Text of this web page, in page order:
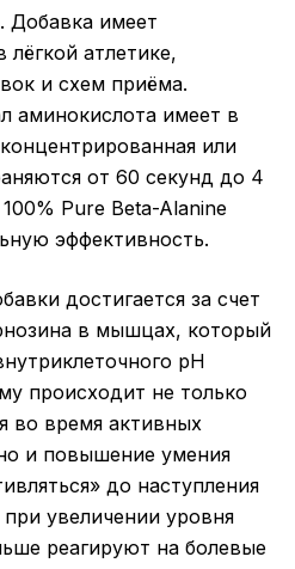
Добавка имеет
атлетике,
и схем приёма.
аминокислота имеет в
или
от 60 секунд до 4
Pure Beta-Alanine
эффективность.
достигается за счет
в мышцах, который
pH
происходит не только
во время активных
и повышение умения
до наступления
увеличении уровня
реагируют на болевые